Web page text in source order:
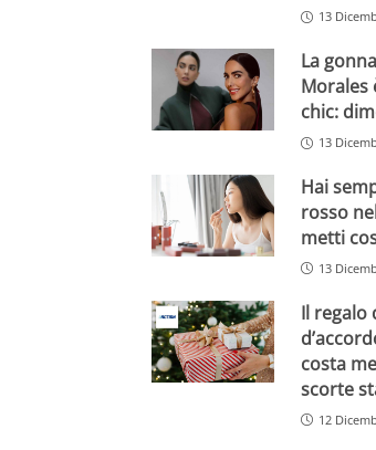
13
La
Morales
chic:
13
Hai
rosso
metti
13
Il regalo
costa
scorte
12